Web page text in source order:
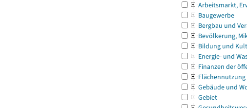
Arbeitsmarkt,
Baugewerbe
Bergbau und
Bevölkerung,
Bildung und
Energie- und
Finanzen der
Flächennutzung
Gebäude und
Gebiet